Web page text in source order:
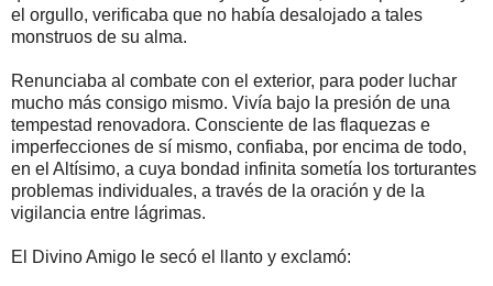
el orgullo, verificaba que no había desalojado a tales
monstruos de su alma.
Renunciaba al combate con el exterior, para poder luchar
mucho más consigo mismo. Vivía bajo la presión de una
tempestad renovadora. Consciente de las flaquezas e
imperfecciones de sí mismo, confiaba, por encima de todo,
en el Altísimo, a cuya bondad infinita sometía los torturantes
problemas individuales, a través de la oración y de la
vigilancia entre lágrimas.
El Divino Amigo le secó el llanto y exclamó: